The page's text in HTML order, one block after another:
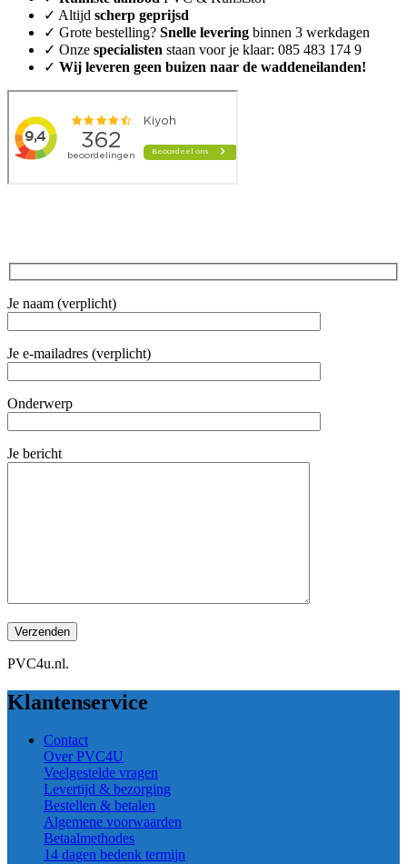
✓ Altijd scherp geprijsd
✓ Grote bestelling? Snelle levering binnen 3 werkdagen
✓ Onze specialisten staan voor je klaar: 085 483 174 9
✓ Wij leveren geen buizen naar de waddeneilanden!
Je naam (verplicht)
Je e-mailadres (verplicht)
Onderwerp
Je bericht
PVC4u.nl.
Klantenservice
Contact
Over PVC4U
Veelgestelde vragen
Levertijd & bezorging
Bestellen & betalen
Algemene voorwaarden
Betaalmethodes
14 dagen bedenk termijn